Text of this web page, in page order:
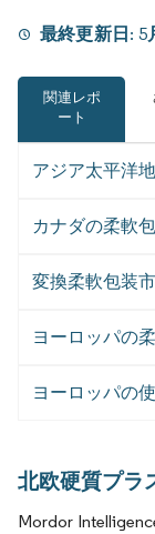
最終更新日: 5
関連レポ
ート
アジア太平洋
カナダの柔軟
変換柔軟包装
ヨーロッパの
ヨーロッパの
北欧硬質プラ
Mordor